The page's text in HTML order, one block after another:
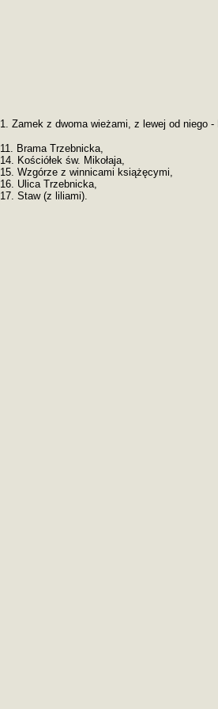
1. Zamek z dwoma wieżami, z lewej od niego -
11. Brama Trzebnicka,
14. Kościółek św. Mikołaja,
15. Wzgórze z winnicami książęcymi,
16. Ulica Trzebnicka,
17. Staw (z liliami).